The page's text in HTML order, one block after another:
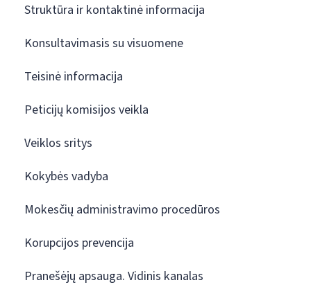
Struktūra ir kontaktinė informacija
Konsultavimasis su visuomene
Teisinė informacija
Peticijų komisijos veikla
Veiklos sritys
Kokybės vadyba
Mokesčių administravimo procedūros
Korupcijos prevencija
Pranešėjų apsauga. Vidinis kanalas